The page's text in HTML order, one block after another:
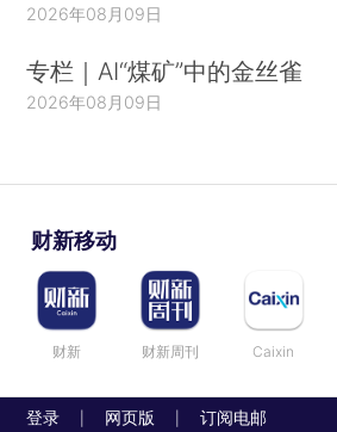
2026年08月09日
专栏｜AI“煤矿”中的金丝雀
2026年08月09日
财新移动
财新 财新周刊 Caixin
登录 网页版 订阅电邮